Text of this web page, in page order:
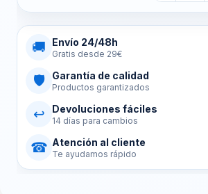
🚚 Envío 24/48h
Gratis desde 29€
🛡 Garantía de calidad
Productos garantizados
↩ Devoluciones fáciles
14 días para cambios
☎ Atención al cliente
Te ayudamos rápido